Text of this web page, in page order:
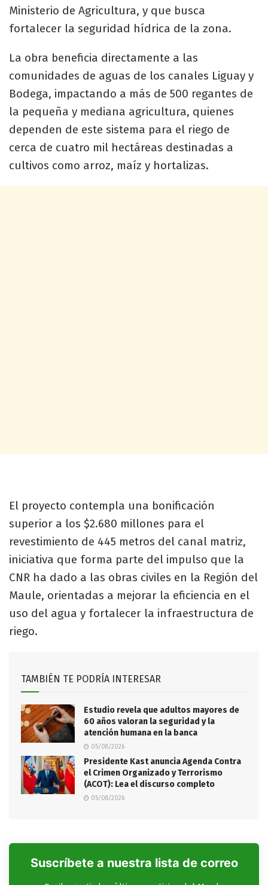
Ministerio de Agricultura, y que busca
fortalecer la seguridad hídrica de la zona.
La obra beneficia directamente a las
comunidades de aguas de los canales Liguay y
Bodega, impactando a más de 500 regantes de
la pequeña y mediana agricultura, quienes
dependen de este sistema para el riego de
cerca de cuatro mil hectáreas destinadas a
cultivos como arroz, maíz y hortalizas.
El proyecto contempla una bonificación
superior a los $2.680 millones para el
revestimiento de 445 metros del canal matriz,
iniciativa que forma parte del impulso que la
CNR ha dado a las obras civiles en la Región del
Maule, orientadas a mejorar la eficiencia en el
uso del agua y fortalecer la infraestructura de
riego.
TAMBIÉN TE PODRÍA INTERESAR
Estudio revela que adultos mayores de
60 años valoran la seguridad y la
atención humana en la banca
05/08/2026
Presidente Kast anuncia Agenda Contra
el Crimen Organizado y Terrorismo
(ACOT): Lea el discurso completo
05/08/2026
Suscríbete a nuestra lista de correo